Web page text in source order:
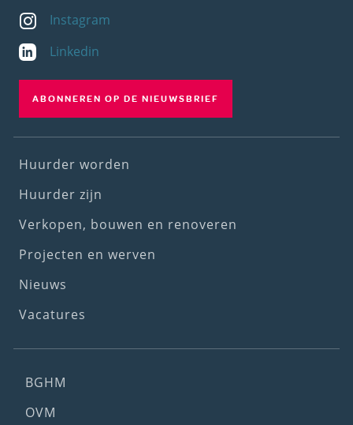
Instagram
Linkedin
ABONNEREN OP DE NIEUWSBRIEF
Footer
(1st
menu)
Huurder worden
Huurder zijn
Verkopen, bouwen en renoveren
Projecten en werven
Nieuws
Vacatures
Footer
(2nd
BGHM
OVM